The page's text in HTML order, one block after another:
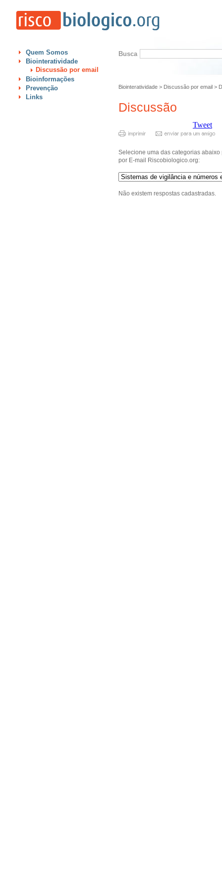
Quem Somos
Biointeratividade
Discussão por email
Bioinformações
Prevenção
Links
Busca
Biointeratividade > Discussão por email >
Discussão
Tweet
Selecione uma das categorias
por E-mail Riscobiologico.org:
Não existem respostas cadastradas.